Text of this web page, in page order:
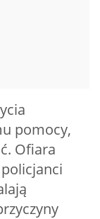
pomocy,
Ofiara